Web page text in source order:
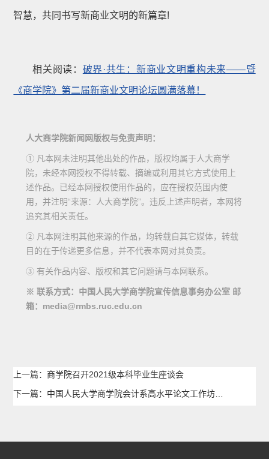
智慧，共同书写新商业文明的新篇章!
相关阅读： 破界·共生：新商业文明重构未来——暨
《商学院》第二届新商业文明论坛圆满落幕！
人大商学院新闻网版权与免责声明：
① 凡本网未注明其他出处的作品，版权均属于人大商学
院，未经本网授权不得转载、摘编或利用其它方式使用上
述作品。已经本网授权使用作品的，应在授权范围内使
用，并注明“来源：人大商学院”。违反上述声明者，本网将
追究其相关责任。
② 凡本网注明其他来源的作品，均转载自其它媒体，转载
目的在于传递更多信息，并不代表本网对其负责。
③ 有关作品内容、版权和其它问题请与本网联系。
※ 联系方式：中国人民大学商学院宣传信息事务办公室 邮
箱：media@rmbs.ruc.edu.cn
上一篇：商学院召开2021级本科毕业生座谈会